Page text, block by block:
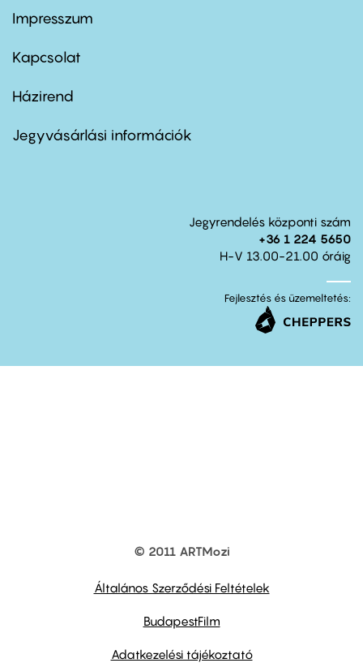
Footer
first
Impresszum
Kapcsolat
Footer
second
Házirend
Jegyvásárlási információk
Jegyrendelés központi szám
+36 1 224 5650
H-V 13.00-21.00 óráig
Fejlesztés és üzemeltetés:
© 2011 ARTMozi
Általános Szerződési Feltételek
BudapestFilm
Adatkezelési tájékoztató